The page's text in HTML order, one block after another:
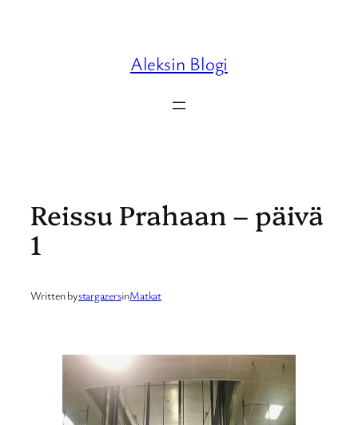
Aleksin Blogi
Reissu Prahaan – päivä
1
Written bystargazersinMatkat